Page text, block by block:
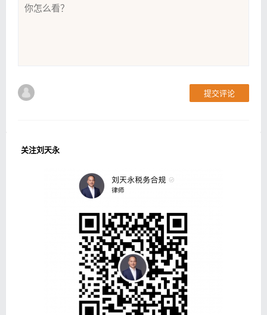
提交评论
关注刘天永